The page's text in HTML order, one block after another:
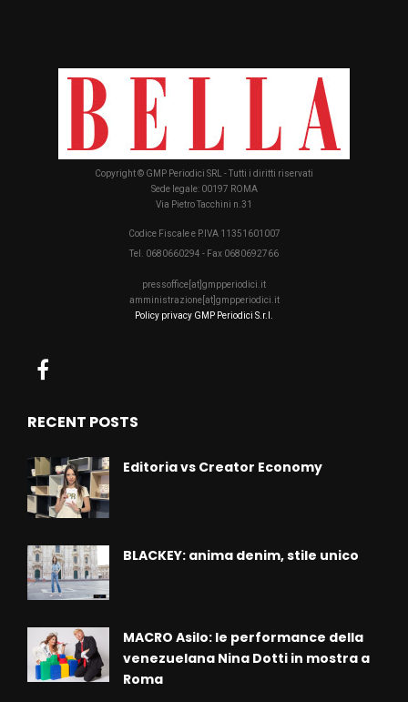
Copyright © GMP Periodici SRL - Tutti i diritti riservati
Sede legale: 00197 ROMA
Via Pietro Tacchini n.31
Codice Fiscale e P.IVA 11351601007
Tel. 0680660294 - Fax 0680692766
pressoffice[at]gmpperiodici.it
amministrazione[at]gmpperiodici.it
Policy privacy GMP Periodici S.r.l.
RECENT POSTS
Editoria vs Creator Economy
BLACKEY: anima denim, stile unico
MACRO Asilo: le performance della
venezuelana Nina Dotti in mostra a
Roma